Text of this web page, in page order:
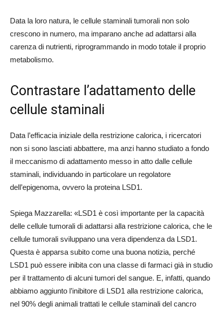
Data la loro natura, le cellule staminali tumorali non solo
crescono in numero, ma imparano anche ad adattarsi alla
carenza di nutrienti, riprogrammando in modo totale il proprio
metabolismo.
Contrastare l’adattamento delle
cellule staminali
Data l’efficacia iniziale della restrizione calorica, i ricercatori
non si sono lasciati abbattere, ma anzi hanno studiato a fondo
il meccanismo di adattamento messo in atto dalle cellule
staminali, individuando in particolare un regolatore
dell’epigenoma, ovvero la proteina LSD1.
Spiega Mazzarella: «LSD1 è così importante per la capacità
delle cellule tumorali di adattarsi alla restrizione calorica, che le
cellule tumorali sviluppano una vera dipendenza da LSD1.
Questa è apparsa subito come una buona notizia, perché
LSD1 può essere inibita con una classe di farmaci già in studio
per il trattamento di alcuni tumori del sangue. E, infatti, quando
abbiamo aggiunto l’inibitore di LSD1 alla restrizione calorica,
nel 90% degli animali trattati le cellule staminali del cancro